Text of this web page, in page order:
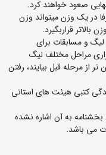
در یک وزن میتواند وزن
قراربگیرد.
و مسابقات برای
مراحل مختلف لیگ
از مرحله قبل بیایند، رفتن
کتبی هیئت های استانی
بخشنامه به آن اشاره نشده
می باشد.